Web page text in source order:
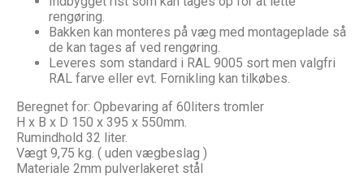
rengøring.
Bakken kan monteres på væg med montageplade så
de kan tages af ved rengøring.
Leveres som standard i RAL 9005 sort men valgfri
RAL farve eller evt. Fornikling kan tilkøbes.
Beregnet for: Opbevaring af 60liters tromler
H x B x D 150 x 395 x 550mm.
Rumindhold 32 liter.
Vægt 9,75 kg. ( uden vægbeslag )
Materiale 2mm pulverlakeret stål